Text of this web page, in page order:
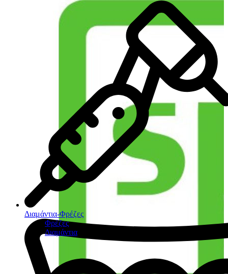
Διαμάντια-Φρέζες
Φρέζες
Διαμάντια